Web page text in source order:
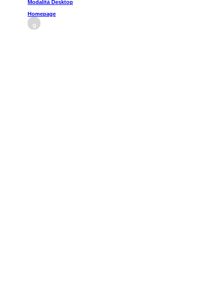
Modalità Desktop
Homepage
g